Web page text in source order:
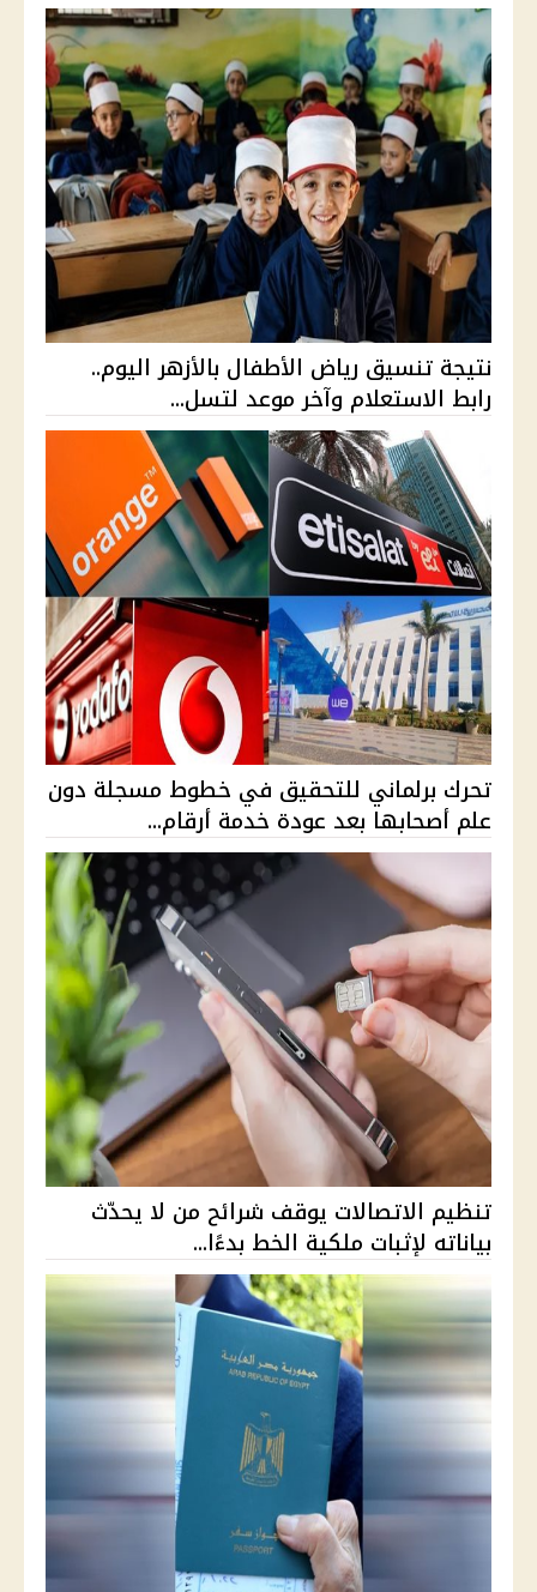
نتيجة تنسيق رياض الأطفال بالأزهر اليوم..
رابط الاستعلام وآخر موعد لتسل...
تحرك برلماني للتحقيق في خطوط مسجلة دون
علم أصحابها بعد عودة خدمة أرقام...
تنظيم الاتصالات يوقف شرائح من لا يحدّث
بياناته لإثبات ملكية الخط بدءًا...